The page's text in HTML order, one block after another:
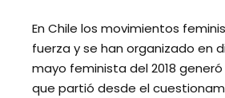
En Chile los movimientos
fuerza y se han organizado en
mayo feminista del 2018
que partió desde el